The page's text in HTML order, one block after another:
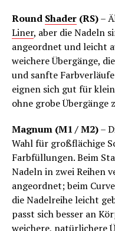
Round Shader (RS)–
Liner, aber die Nadeln
angeordnet und leicht
weichere Übergänge,
und sanfte
eignen sich gut für
ohne grobe Übergänge
Magnum (M1 / M2)–
Wahl für großflächige
Farbfüllungen. Beim
Nadeln in zwei Reihen
angeordnet; beim
die Nadelreihe leicht
passt sich besser an
weichere, natürlichere